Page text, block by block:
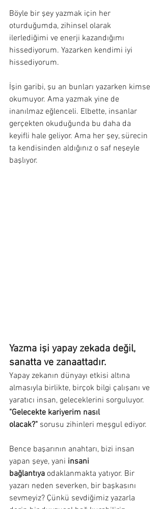
Böyle bir şey yazmak için her
oturduğumda, zihinsel olarak
ilerlediğimi ve enerji kazandığımı
hissediyorum. Yazarken kendimi iyi
hissediyorum.
İşin garibi, şu an bunları yazarken kimse
okumuyor. Ama yazmak yine de
inanılmaz eğlenceli. Elbette, insanlar
gerçekten okuduğunda bu daha da
keyifli hale geliyor. Ama her şey, sürecin
ta kendisinden aldığınız o saf neşeyle
başlıyor.
Yazma işi yapay zekada değil,
sanatta ve zanaattadır.
Yapay zekanın dünyayı etkisi altına
almasıyla birlikte, birçok bilgi çalışanı ve
yaratıcı insan, geleceklerini sorguluyor.
"Gelecekte kariyerim nasıl
olacak?" sorusu zihinleri meşgul ediyor.
Bence başarının anahtarı, bizi insan
yapan şeye, yani insani
bağlantıya odaklanmakta yatıyor. Bir
yazarı neden severken, bir başkasını
sevmeyiz? Çünkü sevdiğimiz yazarla